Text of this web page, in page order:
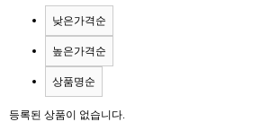
낮은가격순
높은가격순
상품명순
등록된 상품이 없습니다.